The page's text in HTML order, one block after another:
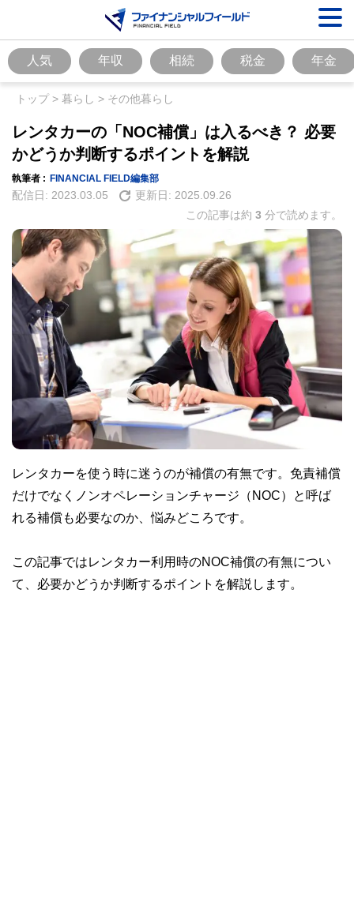
人気 年収 相続 税金 年金
トップ> 暮らし > その他暮らし
レンタカーの「NOC補償」は入るべき？ 必要
かどうか判断するポイントを解説
執筆者 : FINANCIAL FIELD編集部
配信日: 2023.03.05 更新日: 2025.09.26
この記事は約 3 分で読めます。
レンタカーを使う時に迷うのが補償の有無です。免責補償
だけでなくノンオペレーションチャージ（NOC）と呼ば
れる補償も必要なのか、悩みどころです。
この記事ではレンタカー利用時のNOC補償の有無につい
て、必要かどうか判断するポイントを解説します。